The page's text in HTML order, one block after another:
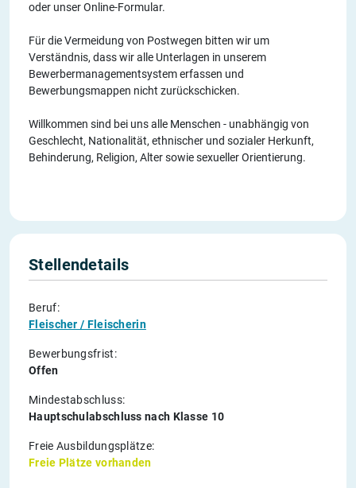
oder unser Online-Formular.
Für die Vermeidung von Postwegen bitten wir um
Verständnis, dass wir alle Unterlagen in unserem
Bewerbermanagementsystem erfassen und
Bewerbungsmappen nicht zurückschicken.
Willkommen sind bei uns alle Menschen - unabhängig von
Geschlecht, Nationalität, ethnischer und sozialer Herkunft,
Behinderung, Religion, Alter sowie sexueller Orientierung.
Stellendetails
Beruf:
Fleischer / Fleischerin
Bewerbungsfrist:
Offen
Mindestabschluss:
Hauptschulabschluss nach Klasse 10
Freie Ausbildungsplätze:
Freie Plätze vorhanden